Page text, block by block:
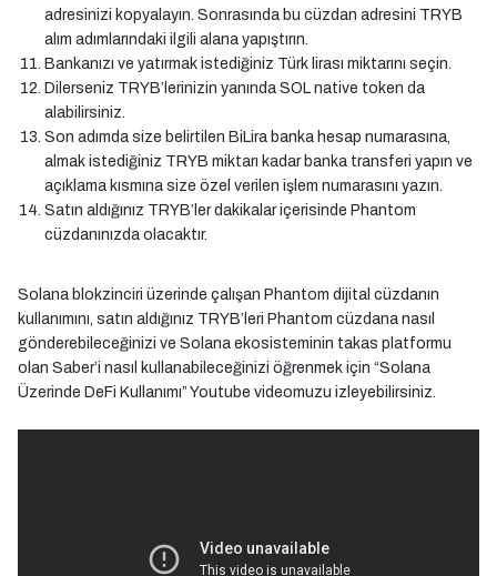
adresinizi kopyalayın. Sonrasında bu cüzdan adresini TRYB
alım adımlarındaki ilgili alana yapıştırın.
Bankanızı ve yatırmak istediğiniz Türk lirası miktarını seçin.
Dilerseniz TRYB’lerinizin yanında SOL native token da
alabilirsiniz.
Son adımda size belirtilen BiLira banka hesap numarasına,
almak istediğiniz TRYB miktarı kadar banka transferi yapın ve
açıklama kısmına size özel verilen işlem numarasını yazın.
Satın aldığınız TRYB’ler dakikalar içerisinde Phantom
cüzdanınızda olacaktır.
Solana blokzinciri üzerinde çalışan Phantom dijital cüzdanın
kullanımını, satın aldığınız TRYB’leri Phantom cüzdana nasıl
gönderebileceğinizi ve Solana ekosisteminin takas platformu
olan Saber’i nasıl kullanabileceğinizi öğrenmek için “Solana
Üzerinde DeFi Kullanımı” Youtube videomuzu izleyebilirsiniz.